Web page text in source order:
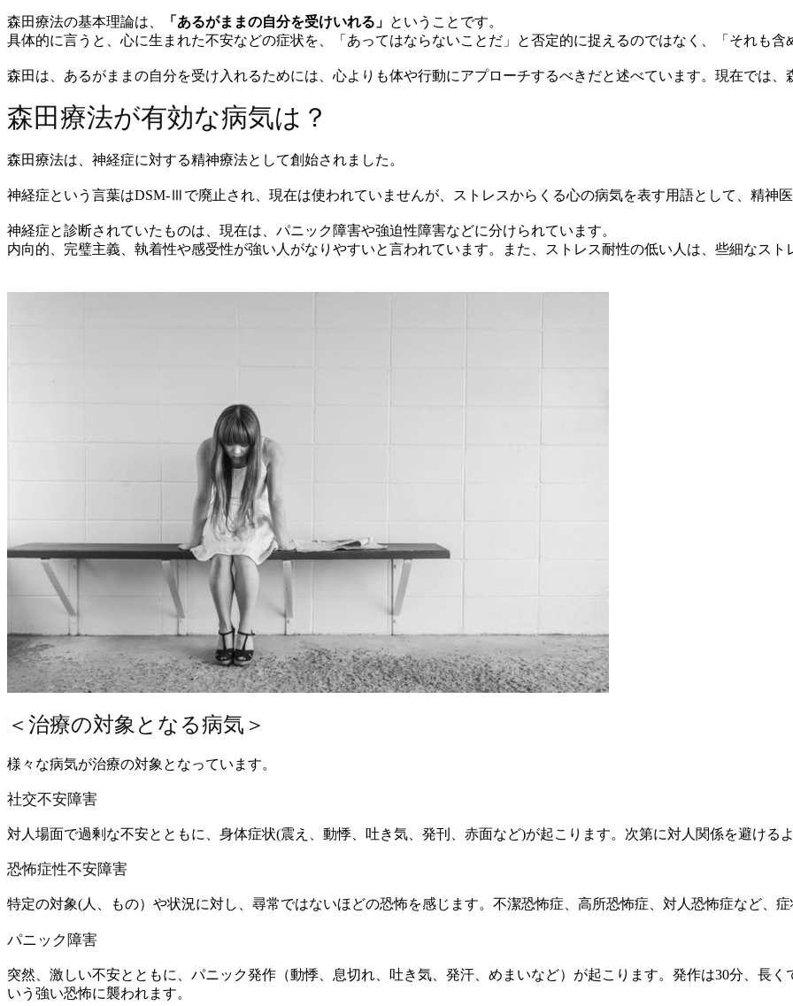
森田療法の基本理論は、 「あるがままの自分を受けいれる」 ということです。
具体的に言うと、心に生まれた不安などの症状を、「あってはならないことだ」と否定的に捉えるのではなく、「それも
森田は、あるがままの自分を受け入れるためには、心よりも体や行動にアプローチするべきだと述べています。現在では
森田療法が有効な病気は？
森田療法は、神経症に対する精神療法として創始されました。
神経症という言葉はDSM-Ⅲで廃止され、現在は使われていませんが、ストレスからくる心の病気を表す用語として、精神
神経症と診断されていたものは、現在は、パニック障害や強迫性障害などに分けられています。
内向的、完璧主義、執着性や感受性が強い人がなりやすいと言われています。また、ストレス耐性の低い人は、些細なス
＜治療の対象となる病気＞
様々な病気が治療の対象となっています。
社交不安障害
対人場面で過剰な不安とともに、身体症状(震え、動悸、吐き気、発刊、赤面など)が起こります。次第に対人関係を避ける
恐怖症性不安障害
特定の対象(人、もの）や状況に対し、尋常ではないほどの恐怖を感じます。不潔恐怖症、高所恐怖症、対人恐怖症など、
パニック障害
突然、激しい不安とともに、パニック発作（動悸、息切れ、吐き気、発汗、めまいなど）が起こります。発作は30分、長
いう強い恐怖に襲われます。